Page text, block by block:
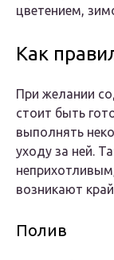
цветением,
Как
При желании
стоит быть
выполнять
уходу за ней.
возникают
Полив